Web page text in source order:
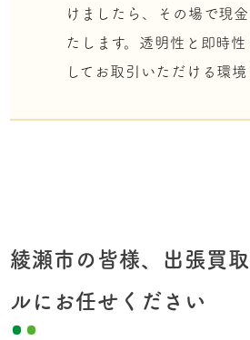
けましたら、その場で現
たします。透明性と即時
してお取引いただける環境
綾瀬市の皆様、出張買
ルにお任せください